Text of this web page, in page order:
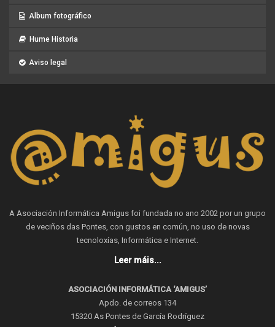
Album fotográfico
Hume Historia
Aviso legal
A Asociación Informática Amigus foi fundada no ano 2002 por un grupo
de veciños das Pontes, con gustos en común, no uso de novas
tecnoloxías, Informática e Internet.
Leer máis...
ASOCIACIÓN INFORMÁTICA ‘AMIGUS’
Apdo. de correos 134
15320 As Pontes de García Rodríguez